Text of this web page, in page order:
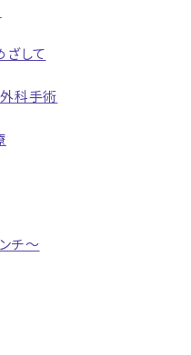
して
科手術
チ〜